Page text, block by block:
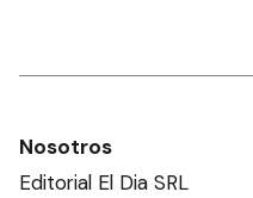
Nosotros
Editorial El Dia SRL